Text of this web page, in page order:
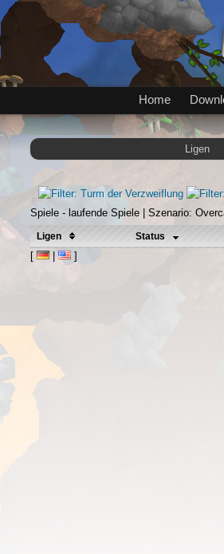
Home
Ligen
Spiele - laufende Spiele | Szenario:
Ligen Status
[ | ]